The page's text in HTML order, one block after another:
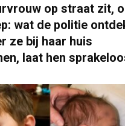
op straat zit,
wat de politie
ze bij haar huis
laat hen